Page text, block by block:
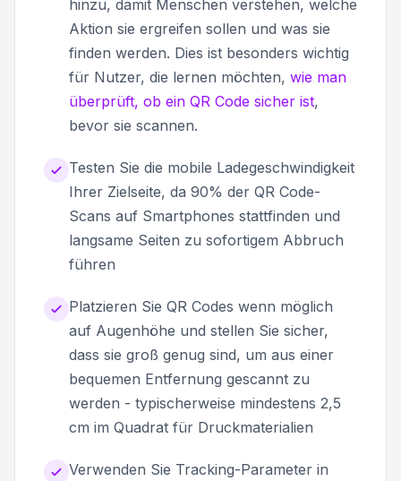
hinzu, damit Menschen verstehen, welche
Aktion sie ergreifen sollen und was sie
finden werden. Dies ist besonders wichtig
für Nutzer, die lernen möchten, wie man
überprüft, ob ein QR Code sicher ist,
bevor sie scannen.
Testen Sie die mobile Ladegeschwindigkeit
Ihrer Zielseite, da 90% der QR Code-
Scans auf Smartphones stattfinden und
langsame Seiten zu sofortigem Abbruch
führen
Platzieren Sie QR Codes wenn möglich
auf Augenhöhe und stellen Sie sicher,
dass sie groß genug sind, um aus einer
bequemen Entfernung gescannt zu
werden - typischerweise mindestens 2,5
cm im Quadrat für Druckmaterialien
Verwenden Sie Tracking-Parameter in